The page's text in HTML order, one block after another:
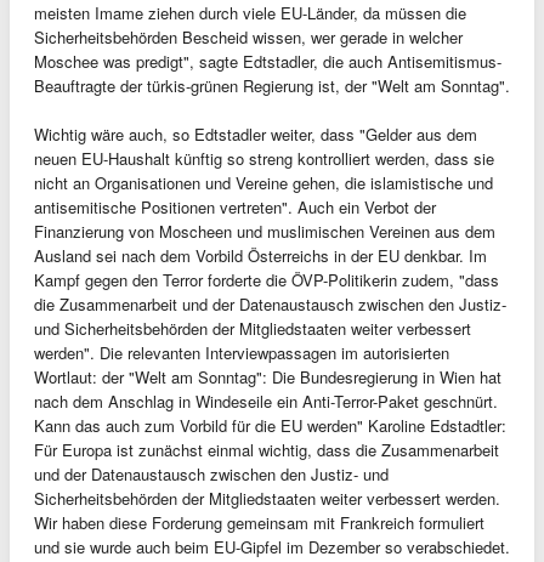
meisten Imame ziehen durch viele EU-Länder, da müssen die
Sicherheitsbehörden Bescheid wissen, wer gerade in welcher
Moschee was predigt", sagte Edtstadler, die auch Antisemitismus-
Beauftragte der türkis-grünen Regierung ist, der "Welt am Sonntag".
Wichtig wäre auch, so Edtstadler weiter, dass "Gelder aus dem
neuen EU-Haushalt künftig so streng kontrolliert werden, dass sie
nicht an Organisationen und Vereine gehen, die islamistische und
antisemitische Positionen vertreten". Auch ein Verbot der
Finanzierung von Moscheen und muslimischen Vereinen aus dem
Ausland sei nach dem Vorbild Österreichs in der EU denkbar. Im
Kampf gegen den Terror forderte die ÖVP-Politikerin zudem, "dass
die Zusammenarbeit und der Datenaustausch zwischen den Justiz-
und Sicherheitsbehörden der Mitgliedstaaten weiter verbessert
werden". Die relevanten Interviewpassagen im autorisierten
Wortlaut: der "Welt am Sonntag": Die Bundesregierung in Wien hat
nach dem Anschlag in Windeseile ein Anti-Terror-Paket geschnürt.
Kann das auch zum Vorbild für die EU werden" Karoline Edstadtler:
Für Europa ist zunächst einmal wichtig, dass die Zusammenarbeit
und der Datenaustausch zwischen den Justiz- und
Sicherheitsbehörden der Mitgliedstaaten weiter verbessert werden.
Wir haben diese Forderung gemeinsam mit Frankreich formuliert
und sie wurde auch beim EU-Gipfel im Dezember so verabschiedet.